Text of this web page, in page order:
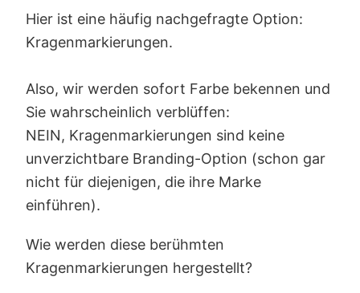
Hier ist eine häufig nachgefragte Option:
Kragenmarkierungen.
Also, wir werden sofort Farbe bekennen und
Sie wahrscheinlich verblüffen:
NEIN, Kragenmarkierungen sind keine
unverzichtbare Branding-Option (schon gar
nicht für diejenigen, die ihre Marke
einführen).
Wie werden diese berühmten
Kragenmarkierungen hergestellt?